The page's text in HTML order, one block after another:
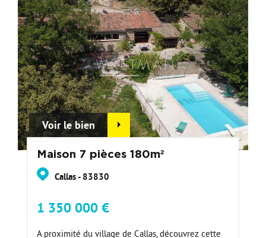
Voir le bien
Maison 7 pièces 180m²
Callas - 83830
1 350 000 €
A proximité du village de Callas, découvrez cette